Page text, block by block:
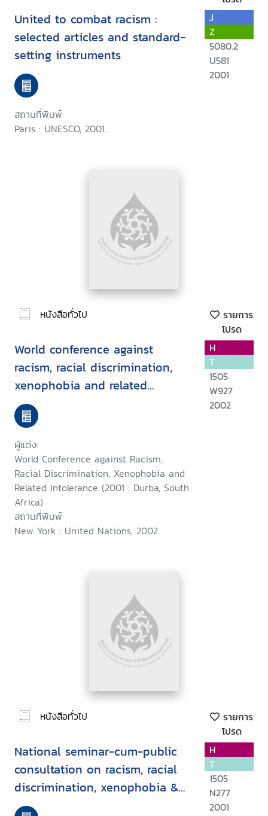
United to combat racism :
selected articles and standard-
setting instruments
สถานที่พิมพ์:
Paris : UNESCO, 2001.
J
Z
5080.2
U581
2001
หนังสือทั่วไป
รายการ
โปรด
World conference against
racism, racial discrimination,
xenophobia and related
intolerance : declaration and
programme of action
ผู้แต่ง:
World Conference against Racism,
Racial Discrimination, Xenophobia and
Related Intolerance (2001 : Durba, South
Africa)
สถานที่พิมพ์:
New York : United Nations, 2002.
H
T
1505
W927
2002
หนังสือทั่วไป
รายการ
โปรด
National seminar-cum-public
consultation on racism, racial
discrimination, xenophobia &
related intolerance, held at
H
T
1505
N277
2001